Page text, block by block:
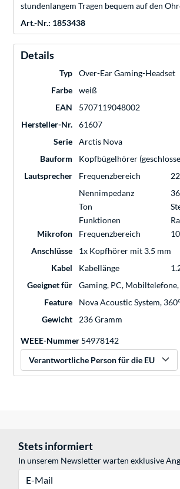
stundenlangem Tragen bequem auf den
Art.-Nr.: 1853438
Details
Typ
Over-Ear Gaming-Headset
Farbe
weiß
EAN
5707119048002
Hersteller-Nr.
61607
Serie
Arctis Nova
Bauform
Kopfbügelhörer
Lautsprecher
Frequenzbereich
Nennimpedanz
Ton
Funktionen
Mikrofon
Frequenzbereich
Anschlüsse
1x Kopfhörer mit 3.5 mm
Kabel
Kabellänge
Geeignet für
Gaming, PC,
Feature
Nova Acoustic System,
Gewicht
236 Gramm
WEEE-Nummer 54978142
Verantwortliche Person für die EU
Stets informiert
In unserem Newsletter warten exklusive